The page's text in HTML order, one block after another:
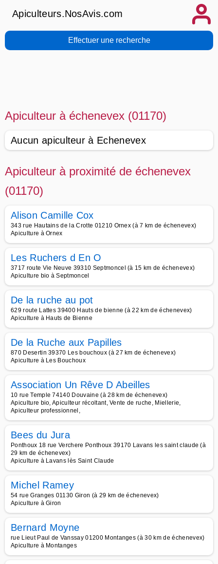
Apiculteurs.NosAvis.com
Effectuer une recherche
Apiculteur à échenevex (01170)
Aucun apiculteur à Echenevex
Apiculteur à proximité de échenevex
(01170)
Alison Camille Cox
343 rue Hautains de la Crotte 01210 Ornex (à 7 km de échenevex)
Apiculture à Ornex
Les Ruchers d En O
3717 route Vie Neuve 39310 Septmoncel (à 15 km de échenevex)
Apiculture bio à Septmoncel
De la ruche au pot
629 route Lattes 39400 Hauts de bienne (à 22 km de échenevex)
Apiculture à Hauts de Bienne
De la Ruche aux Papilles
870 Desertin 39370 Les bouchoux (à 27 km de échenevex)
Apiculture à Les Bouchoux
Association Un Rêve D Abeilles
10 rue Temple 74140 Douvaine (à 28 km de échenevex)
Apiculture bio, Apiculteur récoltant, Vente de ruche, Miellerie,
Apiculteur professionnel,
Bees du Jura
Ponthoux 18 rue Verchere Ponthoux 39170 Lavans les saint claude (à
29 km de échenevex)
Apiculture à Lavans lès Saint Claude
Michel Ramey
54 rue Granges 01130 Giron (à 29 km de échenevex)
Apiculture à Giron
Bernard Moyne
rue Lieut Paul de Vanssay 01200 Montanges (à 30 km de échenevex)
Apiculture à Montanges